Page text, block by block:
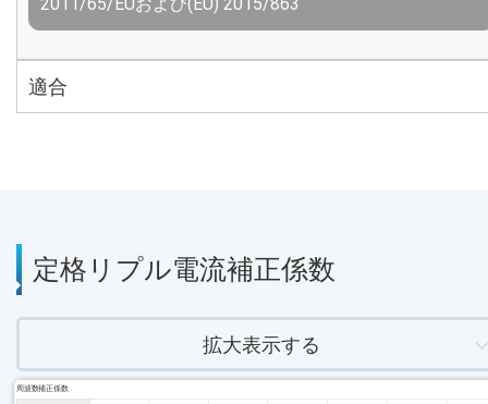
適合
定格リプル電流補正係数
拡大表示する
周波数補正係数